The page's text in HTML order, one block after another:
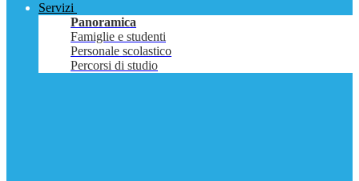
Servizi
Panoramica
Famiglie e studenti
Personale scolastico
Percorsi di studio